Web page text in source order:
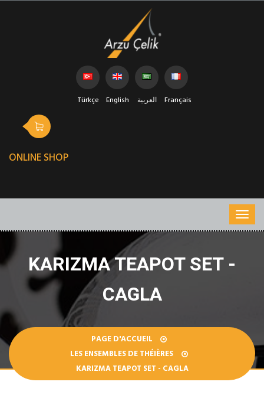
Türkçe English العربية Français
ONLINE SHOP
KARIZMA TEAPOT SET -
CAGLA
PAGE D'ACCUEIL
LES ENSEMBLES DE THÉIÈRES
KARIZMA TEAPOT SET - CAGLA